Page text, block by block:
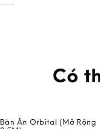
Có
Bàn Ăn Orbital (Mở Rộng